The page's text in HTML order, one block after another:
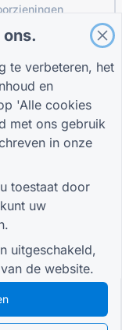
VOORWAARDEN
Voorwaarden
Privacybeleid
Cookie-instellingen
reserved.
te verbeteren, het
en
'Alle cookies
met ons gebruik
in onze
toestaat door
uw
uitgeschakeld,
de website.